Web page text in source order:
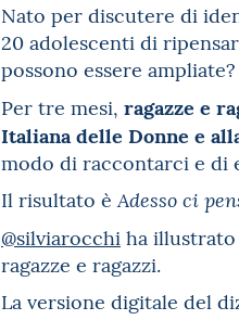
Nato per discutere di
20 adolescenti di
possono essere ampliate?
Per tre mesi, ragazze e
Italiana delle Donne e
modo di raccontarci e di
Il risultato èAdesso ci
@silviarocchi ha illustrato
ragazze e ragazzi.
La versione digitale del